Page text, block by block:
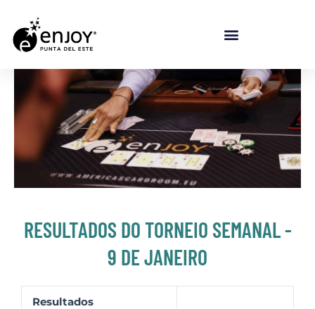
RESULTADOS DO TORNEIO SEMANAL -
9 DE JANEIRO
Resultados